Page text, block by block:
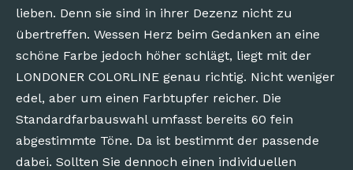
lieben. Denn sie sind in ihrer Dezenz nicht zu
übertreffen. Wessen Herz beim Gedanken an eine
schöne Farbe jedoch höher schlägt, liegt mit der
LONDONER COLORLINE genau richtig. Nicht weniger
edel, aber um einen Farbtupfer reicher. Die
Standardfarbauswahl umfasst bereits 60 fein
abgestimmte Töne. Da ist bestimmt der passende
dabei. Sollten Sie dennoch einen individuellen